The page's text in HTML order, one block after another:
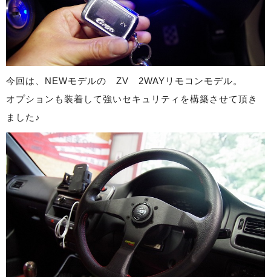
今回は、NEWモデルの ZV 2WAYリモコンモデル。
オプションも装着して強いセキュリティを構築させて頂き
ました♪